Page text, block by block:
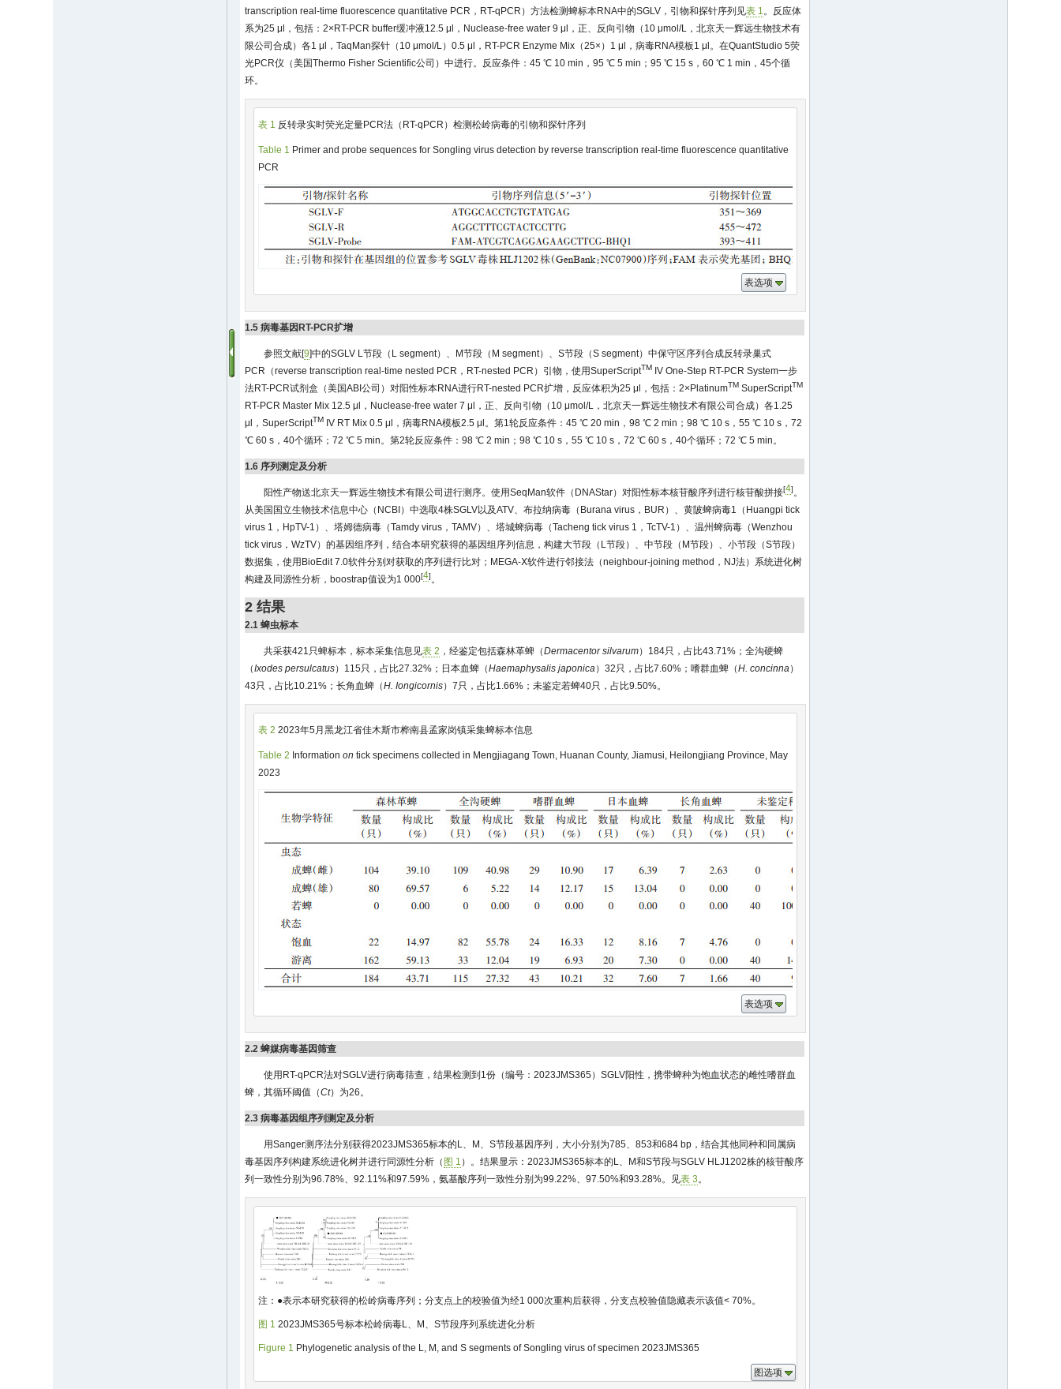
transcription real-time fluorescence quantitative PCR，RT-qPCR）方法检测蜱标本RNA中的SGLV，引物和探针序列见表 1。反应体
系为25 μl，包括：2×RT-PCR buffer缓冲液12.5 μl，Nuclease-free water 9 μl，正、反向引物（10 μmol/L，北京天一辉远生物技术有
限公司合成）各1 μl，TaqMan探针（10 μmol/L）0.5 μl，RT-PCR Enzyme Mix（25×）1 μl，病毒RNA模板1 μl。在QuantStudio 5荧
光PCR仪（美国Thermo Fisher Scientific公司）中进行。反应条件：45 ℃ 10 min，95 ℃ 5 min；95 ℃ 15 s，60 ℃ 1 min，45个循
环。
表 1 反转录实时荧光定量PCR法（RT-qPCR）检测松岭病毒的引物和探针序列
Table 1 Primer and probe sequences for Songling virus detection by reverse transcription real-time fluorescence quantitative
PCR
表选项
1.5 病毒基因RT-PCR扩增
参照文献[9]中的SGLV L节段（L segment）、M节段（M segment）、S节段（S segment）中保守区序列合成反转录巢式
PCR（reverse transcription real-time nested PCR，RT-nested PCR）引物，使用SuperScriptTM IV One-Step RT-PCR System一步
法RT-PCR试剂盒（美国ABI公司）对阳性标本RNA进行RT-nested PCR扩增，反应体积为25 μl，包括：2×PlatinumTM SuperScriptTM
RT-PCR Master Mix 12.5 μl，Nuclease-free water 7 μl，正、反向引物（10 μmol/L，北京天一辉远生物技术有限公司合成）各1.25
μl，SuperScriptTM IV RT Mix 0.5 μl，病毒RNA模板2.5 μl。第1轮反应条件：45 ℃ 20 min，98 ℃ 2 min；98 ℃ 10 s，55 ℃ 10 s，72
℃ 60 s，40个循环；72 ℃ 5 min。第2轮反应条件：98 ℃ 2 min；98 ℃ 10 s，55 ℃ 10 s，72 ℃ 60 s，40个循环；72 ℃ 5 min。
1.6 序列测定及分析
阳性产物送北京天一辉远生物技术有限公司进行测序。使用SeqMan软件（DNAStar）对阳性标本核苷酸序列进行核苷酸拼接[4]。
从美国国立生物技术信息中心（NCBI）中选取4株SGLV以及ATV、布拉纳病毒（Burana virus，BUR）、黄陂蜱病毒1（Huangpi tick
virus 1，HpTV-1）、塔姆德病毒（Tamdy virus，TAMV）、塔城蜱病毒（Tacheng tick virus 1，TcTV-1）、温州蜱病毒（Wenzhou
tick virus，WzTV）的基因组序列，结合本研究获得的基因组序列信息，构建大节段（L节段）、中节段（M节段）、小节段（S节段）
数据集，使用BioEdit 7.0软件分别对获取的序列进行比对；MEGA-Ⅹ软件进行邻接法（neighbour-joining method，NJ法）系统进化树
构建及同源性分析，boostrap值设为1 000[4]。
2 结果
2.1 蜱虫标本
共采获421只蜱标本，标本采集信息见表 2 ，经鉴定包括森林革蜱（Dermacentor silvarum）184只，占比43.71%；全沟硬蜱
（Ixodes persulcatus）115只，占比27.32%；日本血蜱（Haemaphysalis japonica）32只，占比7.60%；嗜群血蜱（H. concinna）
43只，占比10.21%；长角血蜱（H. Iongicornis）7只，占比1.66%；未鉴定若蜱40只，占比9.50%。
表 2 2023年5月黑龙江省佳木斯市桦南县孟家岗镇采集蜱标本信息
Table 2 Informationon tick specimens collected in Mengjiagang Town, Huanan County, Jiamusi, Heilongjiang Province, May
2023
表选项
2.2 蜱媒病毒基因筛查
使用RT-qPCR法对SGLV进行病毒筛查，结果检测到1份（编号：2023JMS365）SGLV阳性，携带蜱种为饱血状态的雌性嗜群血
蜱，其循环阈值（Ct）为26。
2.3 病毒基因组序列测定及分析
用Sanger测序法分别获得2023JMS365标本的L、M、S节段基因序列，大小分别为785、853和684 bp，结合其他同种和同属病
毒基因序列构建系统进化树并进行同源性分析（ 图 1 ）。结果显示：2023JMS365标本的L、M和S节段与SGLV HLJ1202株的核苷酸序
列一致性分别为96.78%、92.11%和97.59%，氨基酸序列一致性分别为99.22%、97.50%和93.28%。见表 3。
注：●表示本研究获得的松岭病毒序列；分支点上的校验值为经1 000次重构后获得，分支点校验值隐藏表示该值< 70%。
图 1 2023JMS365号标本松岭病毒L、M、S节段序列系统进化分析
Figure 1 Phylogenetic analysis of the L, M, and S segments of Songling virus of specimen 2023JMS365
图选项